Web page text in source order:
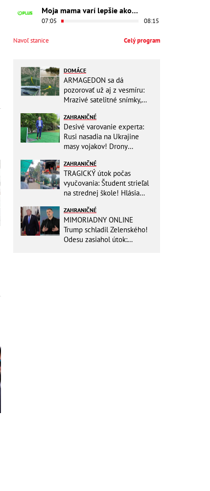
Moja mama varí lepšie ako tvoja
07:05 08:15
Navoľ stanice Celý program
DOMÁCE
ARMAGEDON sa dá
pozorovať už aj z vesmíru:
Mrazivé satelitné snímky,
vode ani stopy!
ZAHRANIČNÉ
Desivé varovanie experta:
Rusi nasadia na Ukrajine
masy vojakov! Drony
ZAHRANIČNÉ
TRAGICKÝ útok počas
vyučovania: Študent strieľal
na strednej škole! Hlásia
zranených
ZAHRANIČNÉ
MIMORIADNY ONLINE
Trump schladil Zelenského!
Odesu zasiahol útok: